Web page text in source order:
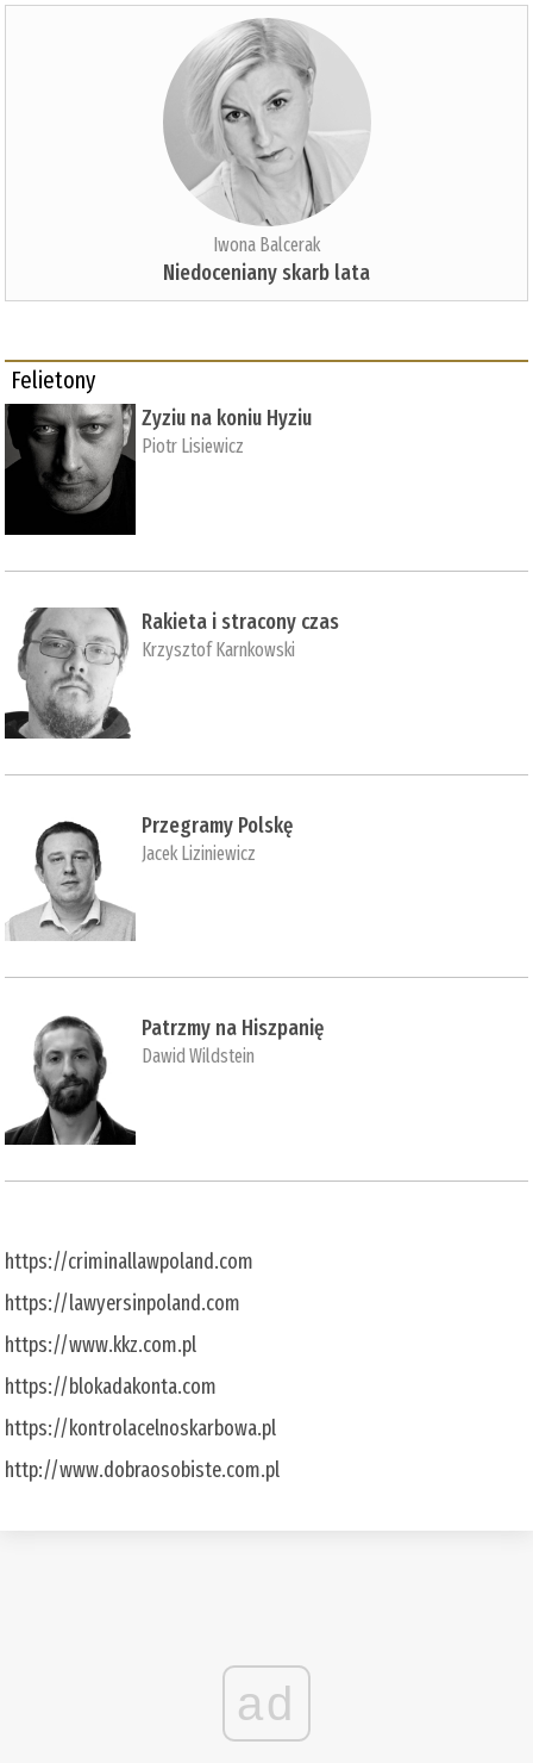
Iwona Balcerak
Niedoceniany skarb lata
Felietony
Zyziu na koniu Hyziu
Piotr Lisiewicz
Rakieta i stracony czas
Krzysztof Karnkowski
Przegramy Polskę
Jacek Liziniewicz
Patrzmy na Hiszpanię
Dawid Wildstein
https://criminallawpoland.com
https://lawyersinpoland.com
https://www.kkz.com.pl
https://blokadakonta.com
https://kontrolacelnoskarbowa.pl
http://www.dobraosobiste.com.pl
ad